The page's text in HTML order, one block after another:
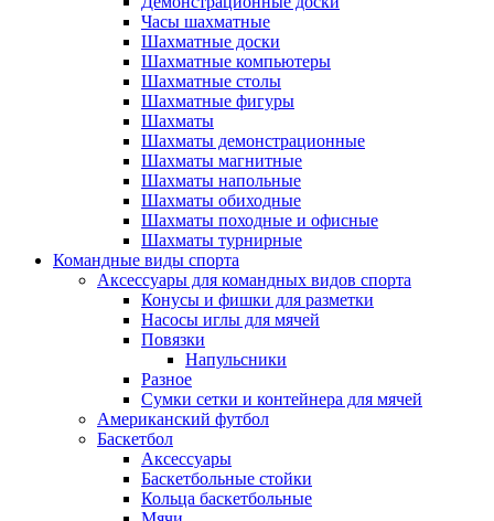
Часы шахматные
Шахматные доски
Шахматные компьютеры
Шахматные столы
Шахматные фигуры
Шахматы
Шахматы демонстрационные
Шахматы магнитные
Шахматы напольные
Шахматы обиходные
Шахматы походные и офисные
Шахматы турнирные
Командные виды спорта
Аксессуары для командных видов спорта
Конусы и фишки для разметки
Насосы иглы для мячей
Повязки
Напульсники
Разное
Сумки сетки и контейнера для мячей
Американский футбол
Баскетбол
Аксессуары
Баскетбольные стойки
Кольца баскетбольные